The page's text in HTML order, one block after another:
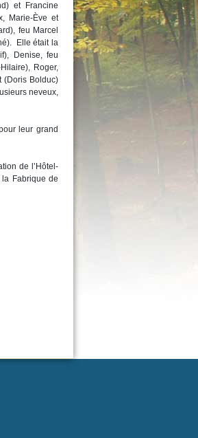
et Francine
Marie-Ève et
feu Marcel
Elle était la
Denise, feu
Roger,
(Doris Bolduc)
neveux,
leur grand
de l’Hôtel-
Fabrique de